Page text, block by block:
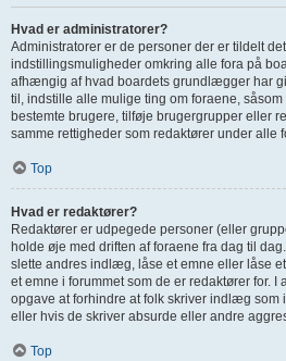
Hvad er administratorer?
Administratorer er de personer der er tildelt
indstillingsmuligheder omkring alle fora på
afhængig af hvad boardets grundlægger har
til, indstille alle mulige ting om foraene,
bestemte brugere, tilføje brugergrupper eller
samme rettigheder som redaktører under alle
Top
Hvad er redaktører?
Redaktører er udpegede personer (eller
holde øje med driften af foraene fra dag til
slette andres indlæg, låse et emne eller låse
et emne i forummet som de er redaktører for.
opgave at forhindre at folk skriver indlæg som
eller hvis de skriver absurde eller andre
Top